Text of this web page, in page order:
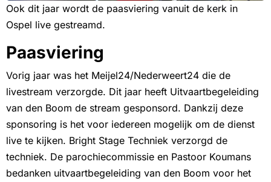
Ook dit jaar wordt de paasviering vanuit de kerk in
Ospel live gestreamd.
Paasviering
Vorig jaar was het Meijel24/Nederweert24 die de
livestream verzorgde. Dit jaar heeft Uitvaartbegeleiding
van den Boom de stream gesponsord. Dankzij deze
sponsoring is het voor iedereen mogelijk om de dienst
live te kijken. Bright Stage Techniek verzorgd de
techniek. De parochiecommissie en Pastoor Koumans
bedanken uitvaartbegeleiding van den Boom voor het